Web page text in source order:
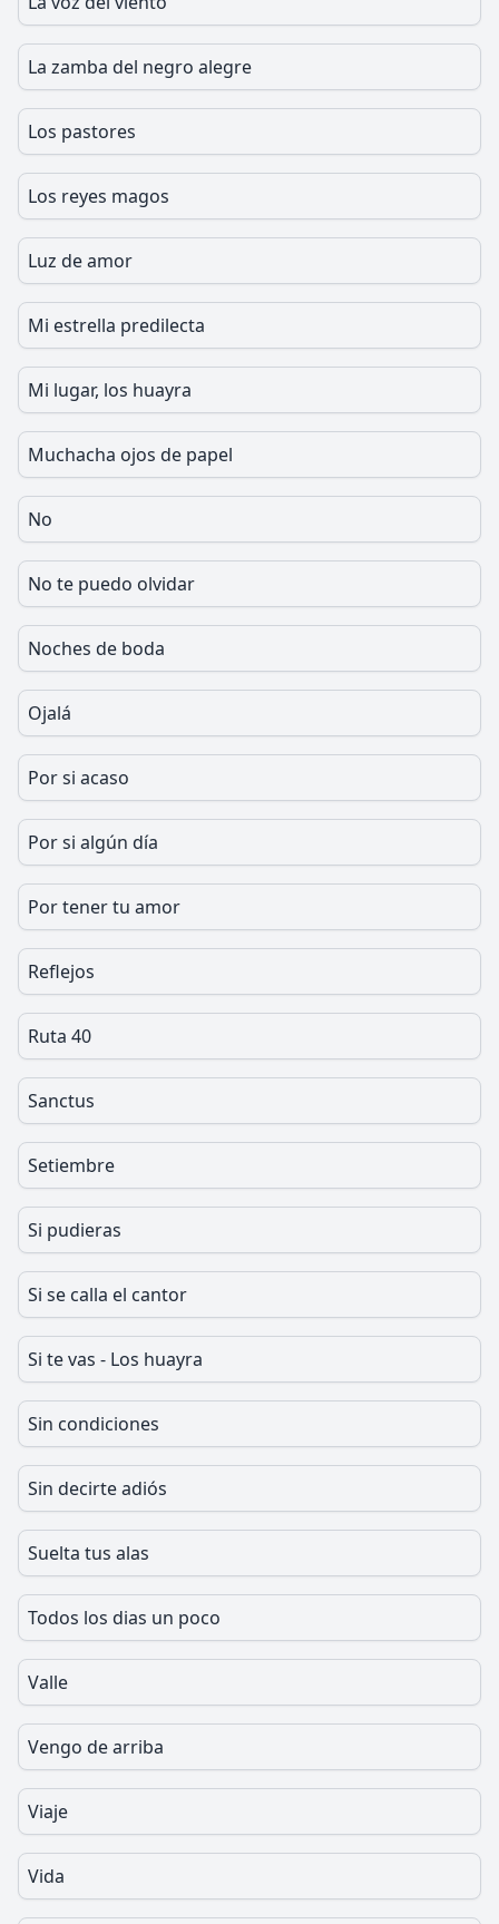
La zamba del negro alegre
Los pastores
Los reyes magos
Luz de amor
Mi estrella predilecta
Mi lugar, los huayra
Muchacha ojos de papel
No
No te puedo olvidar
Noches de boda
Ojalá
Por si acaso
Por si algún día
Por tener tu amor
Reflejos
Ruta 40
Sanctus
Setiembre
Si pudieras
Si se calla el cantor
Si te vas - Los huayra
Sin condiciones
Sin decirte adiós
Suelta tus alas
Todos los dias un poco
Valle
Vengo de arriba
Viaje
Vida